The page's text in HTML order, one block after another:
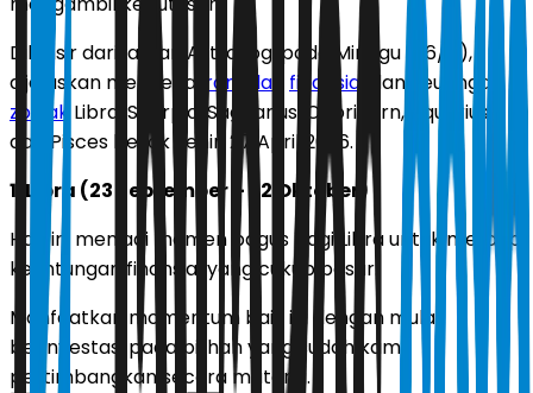
Dilansir dari laman Astroyogi pada Minggu (26/4),
dijelaskan mengenai ramalan finansial
dan keuangan
zodiak Libra, Scorpio, Sagitarius, Capricorn, Aquarius
dan Pisces besok Senin 27 April 2026.
1. Libra (23 September – 22 Oktober)
Hari ini menjadi momen bagus bagi Libra untuk meraup
keuntungan finansial yang cukup besar.
Manfaatkan momentum baik ini dengan mulai
berinvestasi pada pilihan yang sudah kamu
pertimbangkan secara matang.